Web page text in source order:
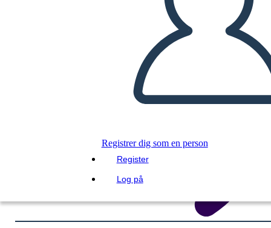
Registrer dig som en person
Register
Log på